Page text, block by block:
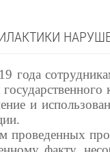
года
и
проведенных